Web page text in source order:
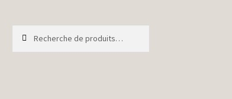
pour :